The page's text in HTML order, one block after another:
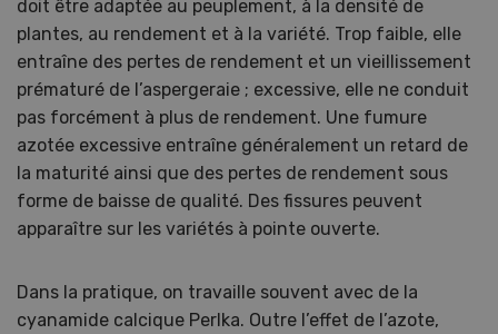
doit être adaptée au peuplement, à la densité de
plantes, au rendement et à la variété. Trop faible, elle
entraîne des pertes de rendement et un vieillissement
prématuré de l’aspergeraie ; excessive, elle ne conduit
pas forcément à plus de rendement. Une fumure
azotée excessive entraîne généralement un retard de
la maturité ainsi que des pertes de rendement sous
forme de baisse de qualité. Des fissures peuvent
apparaître sur les variétés à pointe ouverte.
Dans la pratique, on travaille souvent avec de la
cyanamide calcique Perlka. Outre l’effet de l’azote,